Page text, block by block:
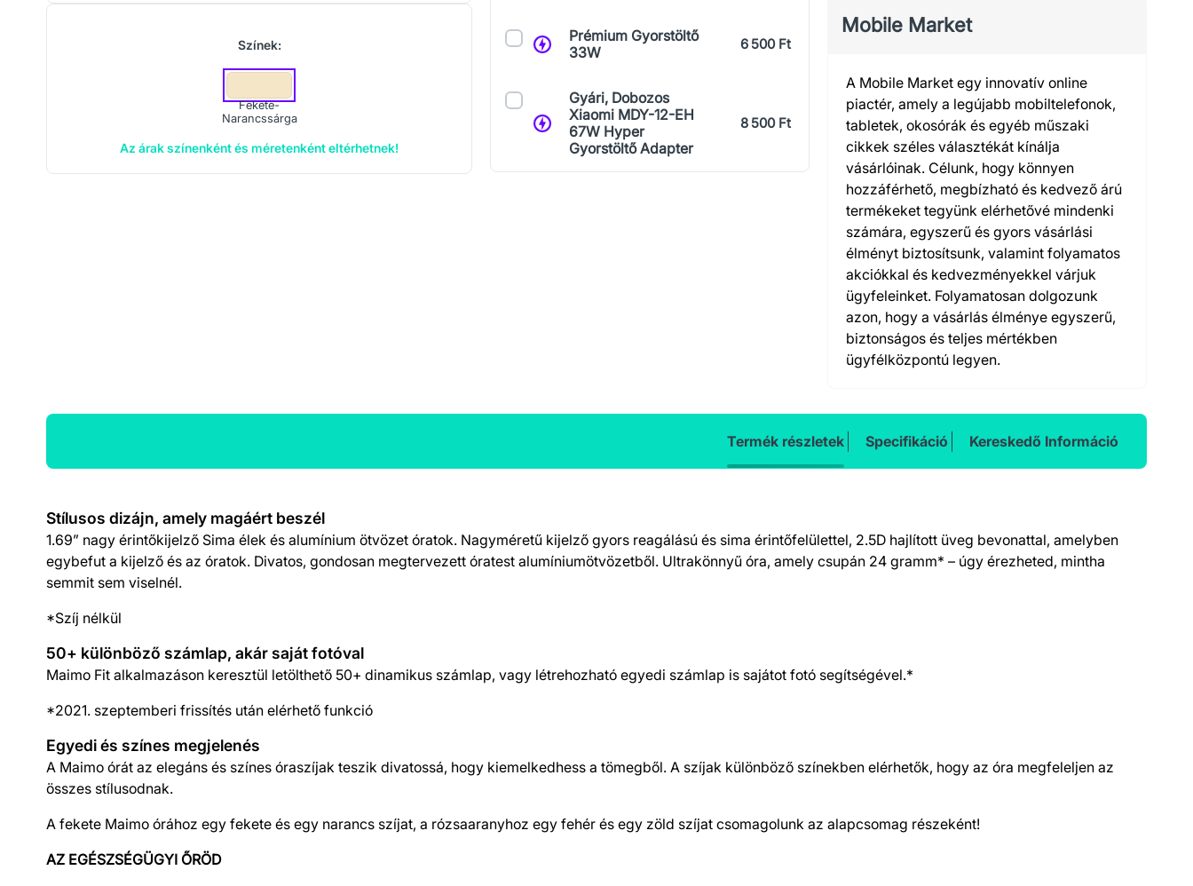
Színek:
Fekete-
Narancssárga
Az árak színenként és méretenként eltérhetnek!
Prémium Gyorstöltő
33W
6 500 Ft
Gyári, Dobozos
Xiaomi MDY-12-EH
67W Hyper
Gyorstöltő Adapter
8 500 Ft
Mobile Market
A Mobile Market egy innovatív online
piactér, amely a legújabb mobiltelefonok,
tabletek, okosórák és egyéb műszaki
cikkek széles választékát kínálja
vásárlóinak. Célunk, hogy könnyen
hozzáférhető, megbízható és kedvező árú
termékeket tegyünk elérhetővé mindenki
számára, egyszerű és gyors vásárlási
élményt biztosítsunk, valamint folyamatos
akciókkal és kedvezményekkel várjuk
ügyfeleinket. Folyamatosan dolgozunk
azon, hogy a vásárlás élménye egyszerű,
biztonságos és teljes mértékben
ügyfélközpontú legyen.
Termék részletek Specifikáció Kereskedő Információ
Termék részletek
Stílusos dizájn, amely magáért beszél
1.69” nagy érintőkijelző Sima élek és alumínium ötvözet óratok. Nagyméretű kijelző gyors reagálású és sima érintőfelülettel, 2.5D hajlított üveg bevonattal, amelyben
egybefut a kijelző és az óratok. Divatos, gondosan megtervezett óratest alumíniumötvözetből. Ultrakönnyű óra, amely csupán 24 gramm* – úgy érezheted, mintha
semmit sem viselnél.
*Szíj nélkül
50+ különböző számlap, akár saját fotóval
Maimo Fit alkalmazáson keresztül letölthető 50+ dinamikus számlap, vagy létrehozható egyedi számlap is sajátot fotó segítségével.*
*2021. szeptemberi frissítés után elérhető funkció
Egyedi és színes megjelenés
A Maimo órát az elegáns és színes óraszíjak teszik divatossá, hogy kiemelkedhess a tömegből. A szíjak különböző színekben elérhetők, hogy az óra megfeleljen az
összes stílusodnak.
A fekete Maimo órához egy fekete és egy narancs szíjat, a rózsaaranyhoz egy fehér és egy zöld szíjat csomagolunk az alapcsomag részeként!
AZ EGÉSZSÉGÜGYI ŐRÖD